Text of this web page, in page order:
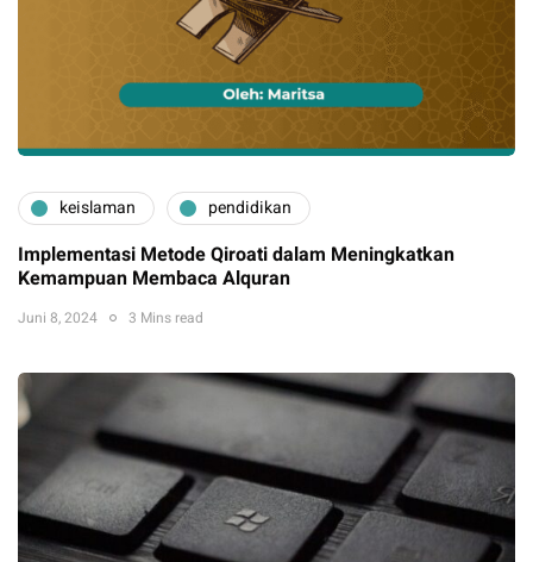
keislaman pendidikan
Implementasi Metode Qiroati dalam Meningkatkan
Kemampuan Membaca Alquran
Juni 8, 2024 3 Mins read